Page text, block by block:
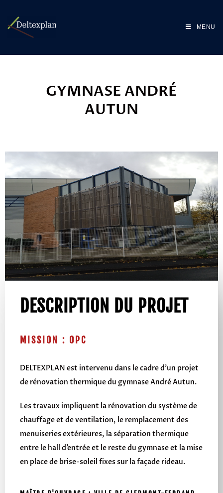
MENU
GYMNASE ANDRÉ
AUTUN
DESCRIPTION DU PROJET
MISSION : OPC
DELTEXPLAN est intervenu dans le cadre d’un projet
de rénovation thermique du gymnase André Autun.
Les travaux impliquent la rénovation du système de
chauffage et de ventilation, le remplacement des
menuiseries extérieures, la séparation thermique
entre le hall d’entrée et le reste du gymnase et la mise
en place de brise-soleil fixes sur la façade rideau.